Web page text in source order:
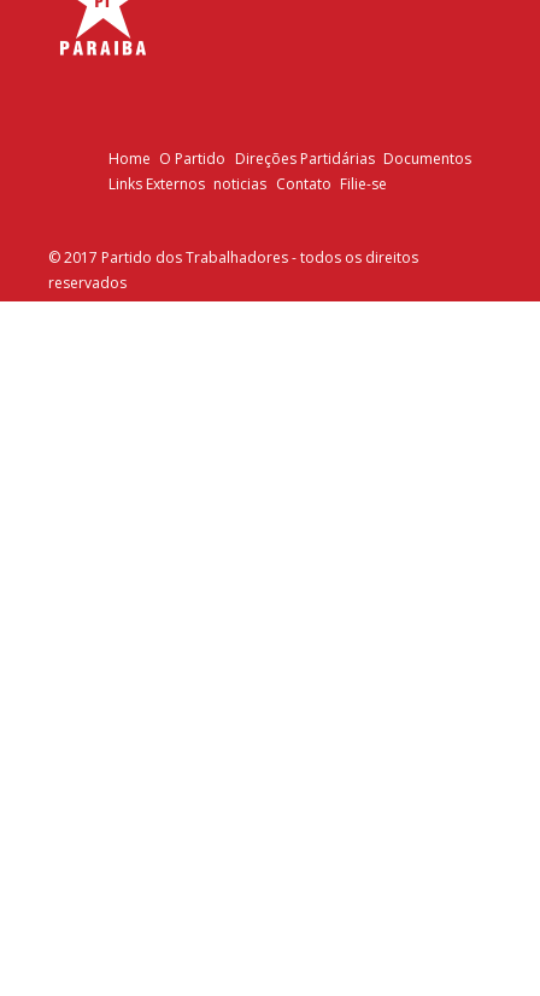
Home O Partido Direções Partidárias Documentos
Links Externos noticias Contato Filie-se
© 2017 Partido dos Trabalhadores - todos os direitos
reservados